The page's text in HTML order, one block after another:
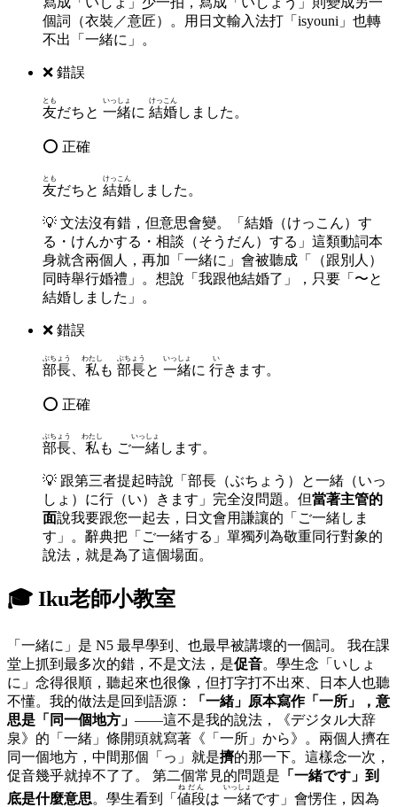
個詞（衣裝／意匠）。用日文輸入法打「isyouni」也轉
不出「一緒に」。
❌ 錯誤
友
とも
だちと 一緒
いっしょ
に 結婚
けっこん
しました。
⭕ 正確
友
とも
だちと 結婚
けっこん
しました。
💡 文法沒有錯，但意思會變。「結婚（けっこん）す
る・けんかする・相談（そうだん）する」這類動詞本
身就含兩個人，再加「一緒に」會被聽成「（跟別人）
同時舉行婚禮」。想說「我跟他結婚了」，只要「〜と
結婚しました」。
❌ 錯誤
部長
ぶちょう
私
わたし
も 部長
ぶちょう
と 一緒
いっしょ
に 行
い
きます。
⭕ 正確
部長
ぶちょう
私
わたし
も ご一緒
いっしょ
します。
💡 跟第三者提起時說「部長（ぶちょう）と一緒（いっ
しょ）に行（い）きます」完全沒問題。但當著主管的
面說我要跟您一起去，日文會用謙讓的「ご一緒しま
す」。辭典把「ご一緒する」單獨列為敬重同行對象的
說法，就是為了這個場面。
🎓 Iku老師小教室
「一緒に」是 N5 最早學到、也最早被講壞的一個詞。 我在課
堂上抓到最多次的錯，不是文法，是促音。學生念「いしょ
に」念得很順，聽起來也很像，但打字打不出來、日本人也聽
不懂。我的做法是回到語源：
「一緒」原本寫作「一所」，意
思是「同一個地方」 ——這不是我的說法，《デジタル大辞
泉》的「一緒」條開頭就寫著《「一所」から》。兩個人擠在
同一個地方，中間那個「っ」就是擠的那一下。這樣念一次，
促音幾乎就掉不了了。 第二個常見的問題是 「一緒です」到
底是什麼意思。學生看到「 値段
ねだん
は 一緒
いっしょ
です」會愣住，因為